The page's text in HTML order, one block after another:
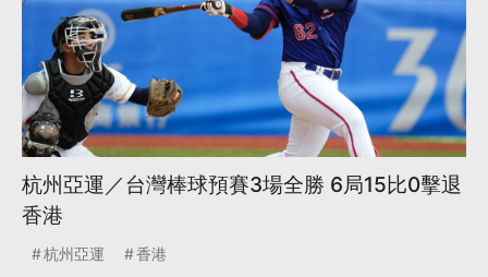
杭州亞運／台灣棒球預賽3場全勝 6局15比0擊退
香港
杭州亞運 香港